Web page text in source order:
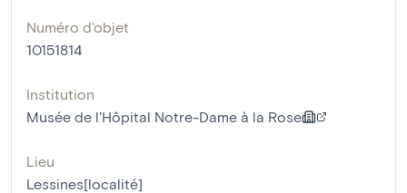
Numéro d'objet
10151814
Institution
Musée de l'Hôpital Notre-Dame à la Rose
Lieu
Lessines[localité]